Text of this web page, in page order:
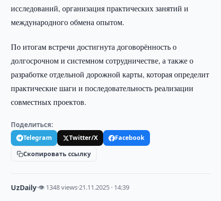
исследований, организация практических занятий и
международного обмена опытом.
По итогам встречи достигнута договорённость о
долгосрочном и системном сотрудничестве, а также о
разработке отдельной дорожной карты, которая определит
практические шаги и последовательность реализации
совместных проектов.
Поделиться:
Telegram Twitter/X
Facebook
Скопировать ссылку
UzDaily·👁 1348 views·21.11.2025 · 14:39